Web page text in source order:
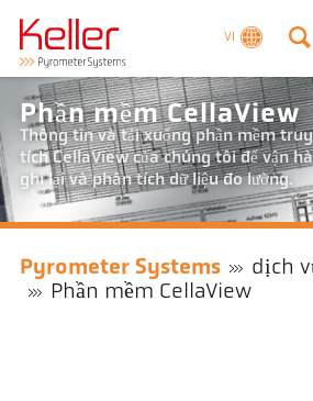
VI
Phần mềm CellaView
Thông tin và tải xuống phần mềm
tích CellaView của chúng tôi để vận
ghi lại và phân tích dữ liệu đo lường.
Pyrometer Systems dịch
Phần mềm CellaView